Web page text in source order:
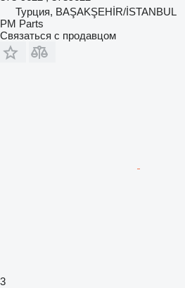
Турция, BAŞAKŞEHİR/İSTANBUL
PM Parts
Связаться с продавцом
3